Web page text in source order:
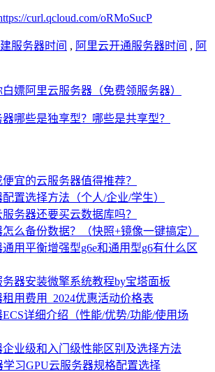
curl.qcloud.com/oRMoSucP
服务器时间 , 阿里云开通服务器时间 , 阿
嫖阿里云服务器（免费领服务器）
哪些是独享型？哪些是共享型？
宜的云服务器值得推荐？
置选择方法（个人/企业/学生）
务器还要买云数据库吗？
么备份数据？（快照+镜像一键搞定）
用平衡增强型g6e和通用型g6有什么区
器安装微擎系统教程by宝塔面板
用费用_2024优惠活动价格表
ECS详细介绍（性能/优势/功能/使用场
企业级和入门级性能区别及选择方法
学习GPU云服务器规格配置选择